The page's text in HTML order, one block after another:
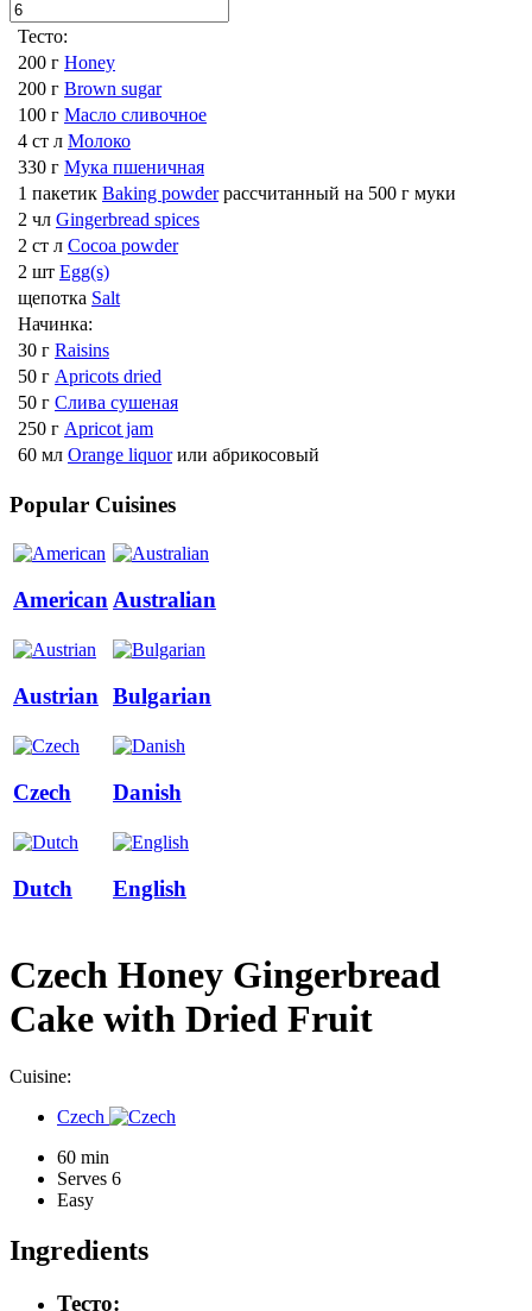
Тесто:
200 г Honey
200 г Brown sugar
100 г Масло сливочное
4 ст л Молоко
330 г Мука пшеничная
1 пакетик Baking powder рассчитанный на 500 г муки
2 чл Gingerbread spices
2 ст л Cocoa powder
2 шт Egg(s)
щепотка Salt
Начинка:
30 г Raisins
50 г Apricots dried
50 г Слива сушеная
250 г Apricot jam
60 мл Orange liquor или абрикосовый
Popular Cuisines
American Australian
Austrian Bulgarian
Czech Danish
Dutch English
Czech Honey Gingerbread
Cake with Dried Fruit
Cuisine:
Czech
60 min
Serves 6
Easy
Ingredients
Тесто: